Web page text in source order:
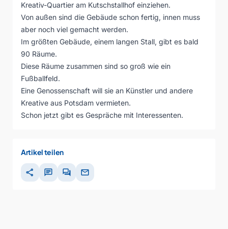
Kreativ-Quartier am Kutschstallhof einziehen.
Von außen sind die Gebäude schon fertig, innen muss
aber noch viel gemacht werden.
Im größten Gebäude, einem langen Stall, gibt es bald
90 Räume.
Diese Räume zusammen sind so groß wie ein
Fußballfeld.
Eine Genossenschaft will sie an Künstler und andere
Kreative aus Potsdam vermieten.
Schon jetzt gibt es Gespräche mit Interessenten.
Artikel teilen
share chat forum mail